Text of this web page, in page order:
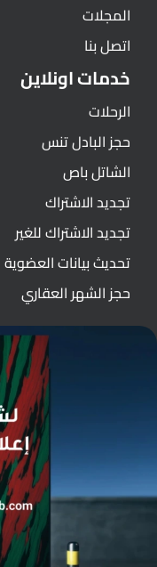
المجلات
اتصل بنا
خدمات اونلاين
الرحلات
حجز البادل تنس
الشاتل باص
تجديد الاشتراك
تجديد الاشتراك للغير
تحديث بيانات العضوية
حجز الشهر العقاري